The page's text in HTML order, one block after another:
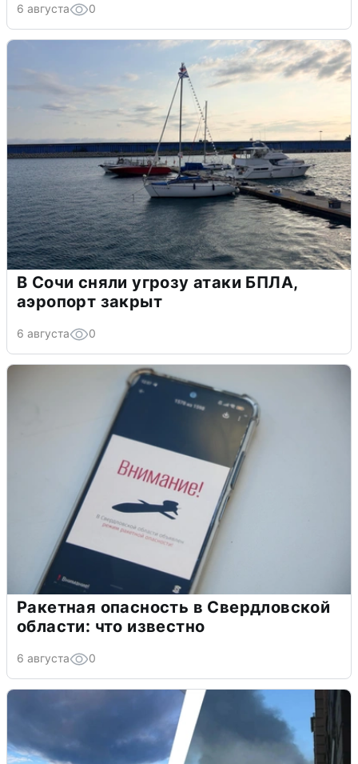
6 августа 0
В Сочи сняли угрозу атаки БПЛА,
аэропорт закрыт
6 августа 0
Ракетная опасность в Свердловской
области: что известно
6 августа 0